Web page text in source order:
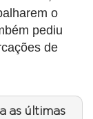
o
pediu
de
as últimas